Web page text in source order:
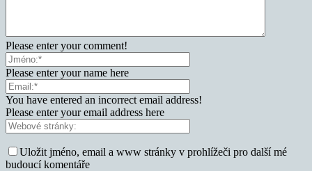
Please enter your comment!
Please enter your name here
You have entered an incorrect email address!
Please enter your email address here
Uložit jméno, email a www stránky v prohlížeči pro další mé
budoucí komentáře